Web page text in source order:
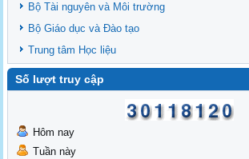
Bộ Tài nguyên và Môi trường
Bộ Giáo dục và Đào tạo
Trung tâm Học liệu
Số lượt truy cập
Hôm nay
Tuần này